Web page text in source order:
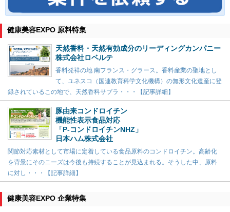
健康美容EXPO 原料特集
天然香料・天然有効成分のリーディングカンパニー
株式会社ロベルテ
香料発祥の地 南フランス・グラース。香料産業の聖地とし
て、ユネスコ（国連教育科学文化機構）の無形文化遺産に登
録されているこの地で、天然香料サプラ・・・【記事詳細】
豚由来コンドロイチン
機能性表示食品対応
「P-コンドロイチンNHZ」
日本ハム株式会社
関節対応素材として市場に定着している食品原料のコンドロイチン。高齢化
を背景にそのニーズは今後も持続することが見込まれる。そうした中、原料
に対し・・・【記事詳細】
健康美容EXPO 企業特集